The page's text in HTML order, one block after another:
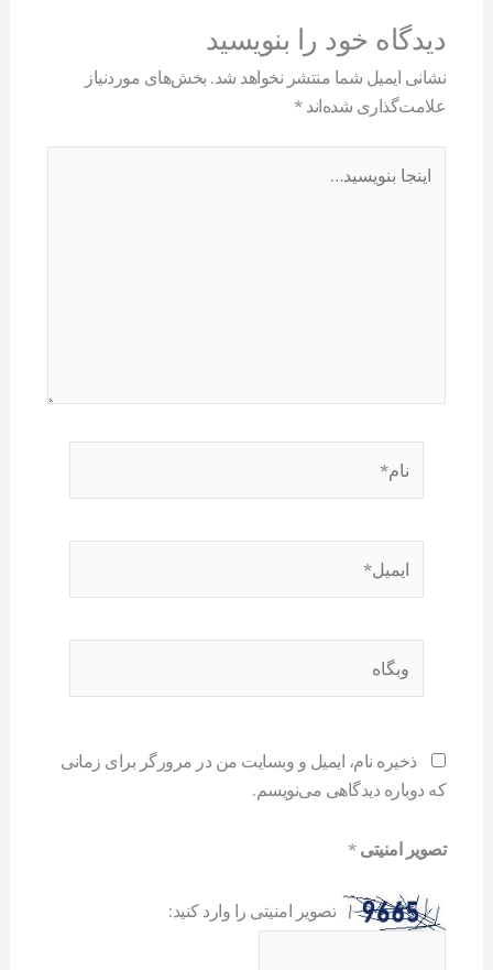
دیدگاه‌ خود را بنویسید
نشانی ایمیل شما منتشر نخواهد شد. بخش‌های موردنیاز
علامت‌گذاری شده‌اند*
بنویسید…
ذخیره نام، ایمیل و وبسایت من در مرورگر برای زمانی
که دوباره دیدگاهی می‌نویسم.
تصویر امنیتی*
تصویر امنیتی را وارد کنید: